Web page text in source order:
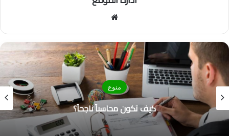
الوي
ب
منوع
كيف تكون محاسباً ناجحاً؟